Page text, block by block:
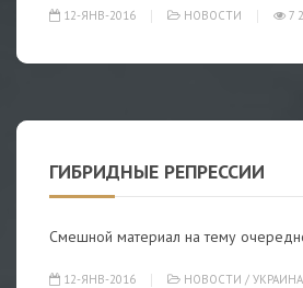
12-ЯНВ-2016 НОВОСТИ 7
ГИБРИДНЫЕ РЕПРЕССИИ
Смешной материал на тему
12-ЯНВ-2016 НОВОСТИ / УКРАИНА